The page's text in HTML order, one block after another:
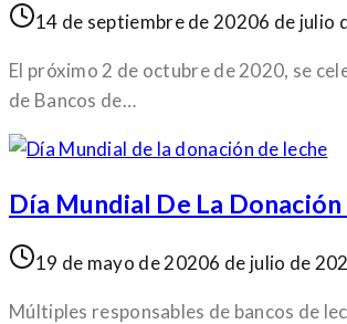
14 de septiembre de 20206 de julio
El próximo 2 de octubre de 2020, se
de Bancos de…
Día Mundial De La Donación
19 de mayo de 20206 de julio de
Múltiples responsables de bancos de